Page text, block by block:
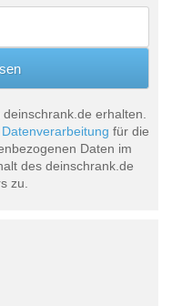
erhalten.
für die
Daten im
des deinschrank.de
zu.